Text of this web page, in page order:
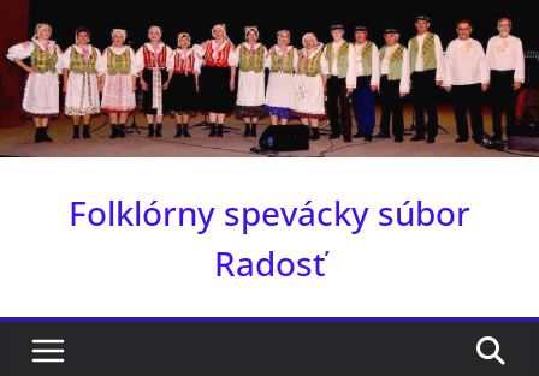
to
content
Folklórny spevácky súbor
Radosť